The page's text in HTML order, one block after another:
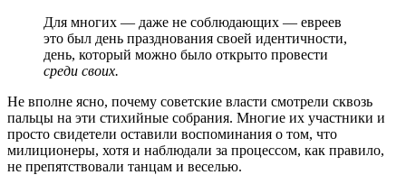
Для многих — даже не соблюдающих — евреев
это был день празднования своей идентичности,
день, который можно было открыто провести
среди своих.
Не вполне ясно, почему советские власти смотрели сквозь
пальцы на эти стихийные собрания. Многие их участники и
просто свидетели оставили воспоминания о том, что
милиционеры, хотя и наблюдали за процессом, как правило,
не препятствовали танцам и веселью.